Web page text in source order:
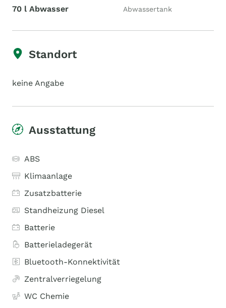
70 l Abwasser Abwassertank
Standort
keine Angabe
Ausstattung
ABS
Klimaanlage
Zusatzbatterie
Standheizung Diesel
Batterie
Batterieladegerät
Bluetooth-Konnektivität
Zentralverriegelung
WC Chemie